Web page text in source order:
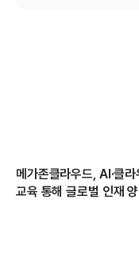
메가존클라우드, AI·클
교육 통해 글로벌 인재